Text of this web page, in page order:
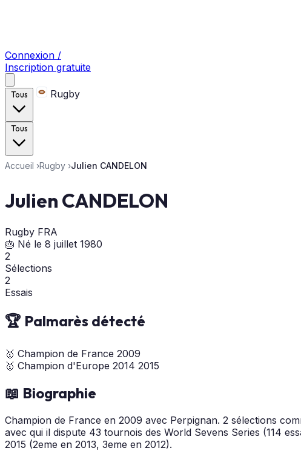
Connexion /
Inscription gratuite
Tous Rugby
Tous
Accueil ›Rugby ›Julien CANDELON
Julien CANDELON
Rugby FRA
🎂 Né le 8 juillet 1980
2
Sélections
2
Essais
🏆 Palmarès détecté
🥇 Champion de France 2009
🥇 Champion d'Europe 2014 2015
📖 Biographie
Champion de France en 2009 avec Perpignan. 2 sélections
avec qui il dispute 43 tournois des World Sevens Series (114
2015 (2eme en 2013, 3eme en 2012).